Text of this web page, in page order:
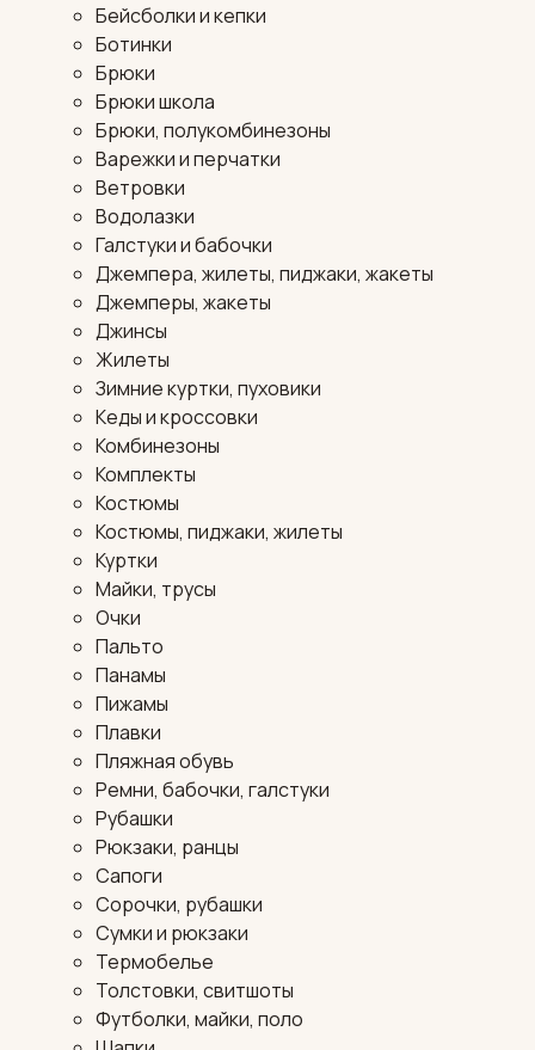
Бейсболки и кепки
Ботинки
Брюки
Брюки школа
Брюки, полукомбинезоны
Варежки и перчатки
Ветровки
Водолазки
Галстуки и бабочки
Джемпера, жилеты, пиджаки, жакеты
Джемперы, жакеты
Джинсы
Жилеты
Зимние куртки, пуховики
Кеды и кроссовки
Комбинезоны
Комплекты
Костюмы
Костюмы, пиджаки, жилеты
Куртки
Майки, трусы
Очки
Пальто
Панамы
Пижамы
Плавки
Пляжная обувь
Ремни, бабочки, галстуки
Рубашки
Рюкзаки, ранцы
Сапоги
Сорочки, рубашки
Сумки и рюкзаки
Термобелье
Толстовки, свитшоты
Футболки, майки, поло